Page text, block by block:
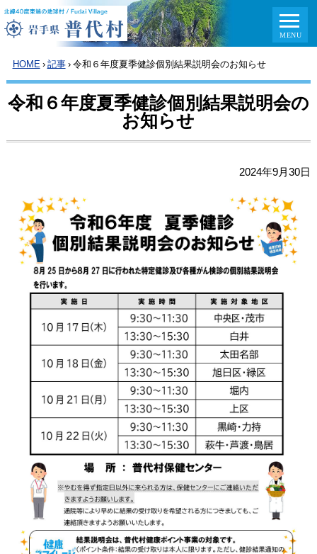
HOME › 記事 › 令和６年度夏季健診個別結果説明会のお知らせ
令和６年度夏季健診個別結果説明会の
お知らせ
2024年9月30日